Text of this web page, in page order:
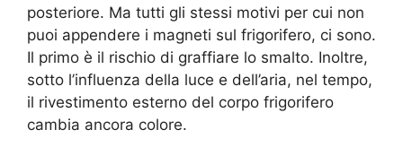
posteriore. Ma tutti gli stessi motivi per cui non
puoi appendere i magneti sul frigorifero, ci sono.
Il primo è il rischio di graffiare lo smalto. Inoltre,
sotto l’influenza della luce e dell’aria, nel tempo,
il rivestimento esterno del corpo frigorifero
cambia ancora colore.